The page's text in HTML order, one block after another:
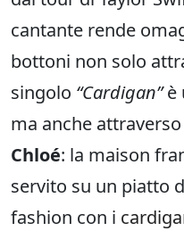
cantante rende
bottoni non solo
singolo “Cardigan”è
ma anche
Chloé: la maison
servito su un piatto
fashion con i